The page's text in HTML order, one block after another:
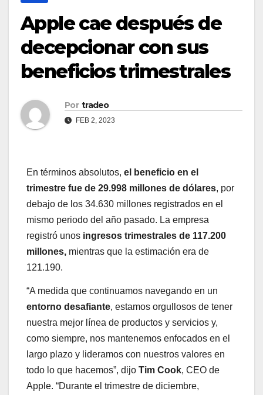
Apple cae después de
decepcionar con sus
beneficios trimestrales
Por tradeo
FEB 2, 2023
En términos absolutos, el beneficio en el
trimestre fue de 29.998 millones de dólares, por
debajo de los 34.630 millones registrados en el
mismo periodo del año pasado. La empresa
registró unos ingresos trimestrales de 117.200
millones, mientras que la estimación era de
121.190.
“A medida que continuamos navegando en un
entorno desafiante, estamos orgullosos de tener
nuestra mejor línea de productos y servicios y,
como siempre, nos mantenemos enfocados en el
largo plazo y lideramos con nuestros valores en
todo lo que hacemos”, dijo Tim Cook, CEO de
Apple. “Durante el trimestre de diciembre,